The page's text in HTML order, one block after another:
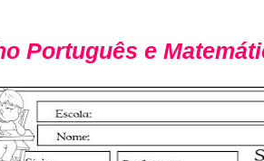
Português e